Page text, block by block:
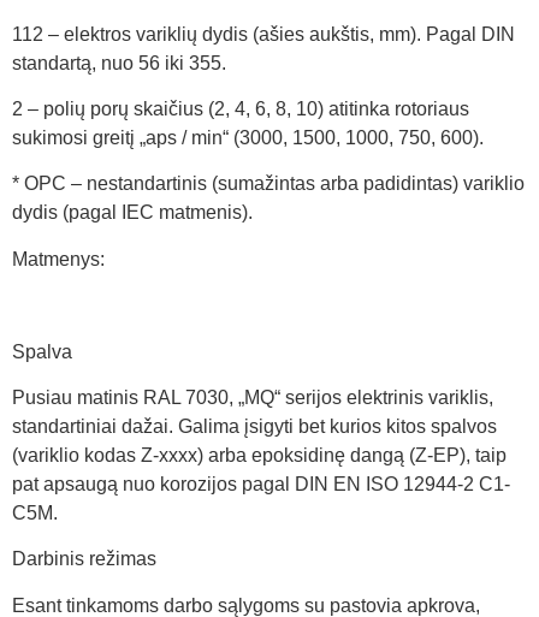
112 – elektros variklių dydis (ašies aukštis, mm). Pagal DIN
standartą, nuo 56 iki 355.
2 – polių porų skaičius (2, 4, 6, 8, 10) atitinka rotoriaus
sukimosi greitį „aps / min“ (3000, 1500, 1000, 750, 600).
* OPC – nestandartinis (sumažintas arba padidintas) variklio
dydis (pagal IEC matmenis).
Matmenys:
Spalva
Pusiau matinis RAL 7030, „MQ“ serijos elektrinis variklis,
standartiniai dažai. Galima įsigyti bet kurios kitos spalvos
(variklio kodas Z-xxxx) arba epoksidinę dangą (Z-EP), taip
pat apsaugą nuo korozijos pagal DIN EN ISO 12944-2 C1-
C5M.
Darbinis režimas
Esant tinkamoms darbo sąlygoms su pastovia apkrova,